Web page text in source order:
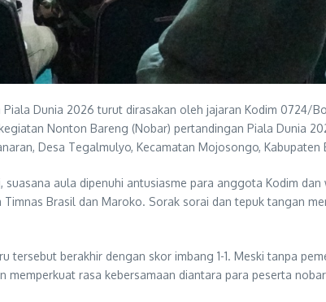
Piala Dunia 2026 turut dirasakan oleh jajaran Kodim
Nonton Bareng (Nobar) pertandingan Piala Dunia
Desa Tegalmulyo, Kecamatan Mojosongo,
suasana aula dipenuhi antusiasme para anggota Kodim
Brasil dan Maroko. Sorak sorai dan tepuk tangan
tersebut berakhir dengan skor imbang 1-1. Meski tanpa
memperkuat rasa kebersamaan diantara para peserta